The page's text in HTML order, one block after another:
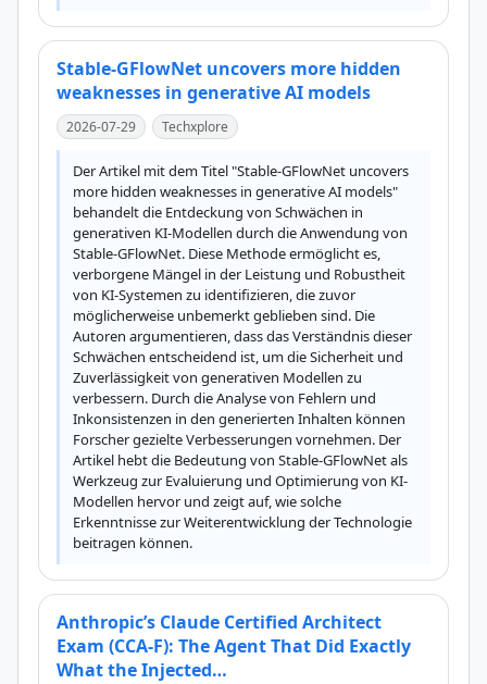
Stable-GFlowNet uncovers more hidden
weaknesses in generative AI models
2026-07-29 Techxplore
Der Artikel mit dem Titel "Stable-GFlowNet uncovers
more hidden weaknesses in generative AI models"
behandelt die Entdeckung von Schwächen in
generativen KI-Modellen durch die Anwendung von
Stable-GFlowNet. Diese Methode ermöglicht es,
verborgene Mängel in der Leistung und Robustheit
von KI-Systemen zu identifizieren, die zuvor
möglicherweise unbemerkt geblieben sind. Die
Autoren argumentieren, dass das Verständnis dieser
Schwächen entscheidend ist, um die Sicherheit und
Zuverlässigkeit von generativen Modellen zu
verbessern. Durch die Analyse von Fehlern und
Inkonsistenzen in den generierten Inhalten können
Forscher gezielte Verbesserungen vornehmen. Der
Artikel hebt die Bedeutung von Stable-GFlowNet als
Werkzeug zur Evaluierung und Optimierung von KI-
Modellen hervor und zeigt auf, wie solche
Erkenntnisse zur Weiterentwicklung der Technologie
beitragen können.
Anthropic’s Claude Certified Architect
Exam (CCA-F): The Agent That Did Exactly
What the Injected…